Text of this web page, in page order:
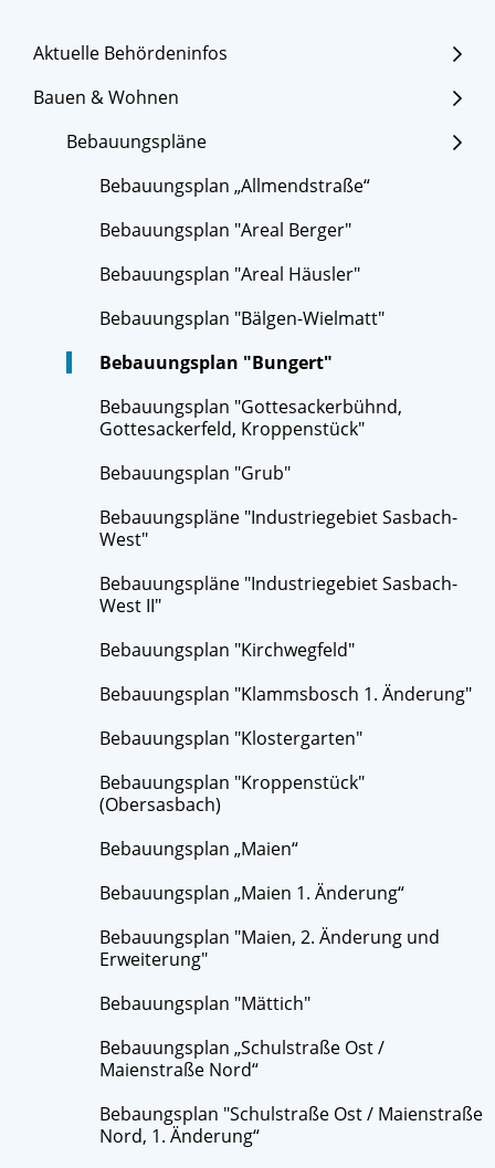
Aktuelle Behördeninfos
Bauen & Wohnen
Bebauungspläne
Bebauungsplan „Allmendstraße“
Bebauungsplan "Areal Berger"
Bebauungsplan "Areal Häusler"
Bebauungsplan "Bälgen-Wielmatt"
Bebauungsplan "Bungert"
Bebauungsplan "Gottesackerbühnd,
Gottesackerfeld, Kroppenstück"
Bebauungsplan "Grub"
Bebauungspläne "Industriegebiet Sasbach-
West"
Bebauungspläne "Industriegebiet Sasbach-
West II"
Bebauungsplan "Kirchwegfeld"
Bebauungsplan "Klammsbosch 1. Änderung"
Bebauungsplan "Klostergarten"
Bebauungsplan "Kroppenstück"
(Obersasbach)
Bebauungsplan „Maien“
Bebauungsplan „Maien 1. Änderung“
Bebauungsplan "Maien, 2. Änderung und
Erweiterung"
Bebauungsplan "Mättich"
Bebauungsplan „Schulstraße Ost /
Maienstraße Nord“
Bebaungsplan "Schulstraße Ost / Maienstraße
Nord, 1. Änderung“